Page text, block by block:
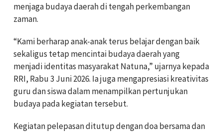
menjaga budaya daerah di tengah perkembangan
zaman.
“Kami berharap anak-anak terus belajar dengan baik
sekaligus tetap mencintai budaya daerah yang
menjadi identitas masyarakat Natuna,” ujarnya kepada
RRI, Rabu 3 Juni 2026. Ia juga mengapresiasi kreativitas
guru dan siswa dalam menampilkan pertunjukan
budaya pada kegiatan tersebut.
Kegiatan pelepasan ditutup dengan doa bersama dan